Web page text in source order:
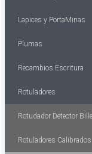
Lapices y PortaMinas
Plumas
Recambios Escritura
Rotuladores
Rotudador Detector
Rotuladores Calibrados